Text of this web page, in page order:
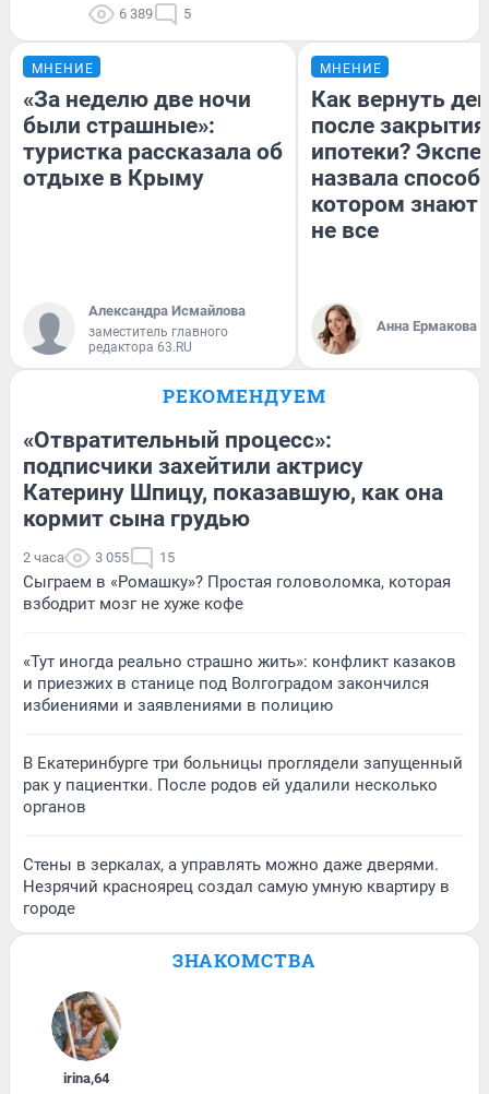
6 389 5
МНЕНИЕ
«За неделю две ночи
были страшные»:
туристка рассказала об
отдыхе в Крыму
Александра Исмайлова
заместитель главного
редактора 63.RU
МНЕНИЕ
Как вернуть
после закрытия
ипотеки?
назвала
котором знают
не все
Анна Ермакова
РЕКОМЕНДУЕМ
«Отвратительный процесс»:
подписчики захейтили актрису
Катерину Шпицу, показавшую, как она
кормит сына грудью
2 часа 3 055 15
Сыграем в «Ромашку»? Простая головоломка, которая
взбодрит мозг не хуже кофе
«Тут иногда реально страшно жить»: конфликт казаков
и приезжих в станице под Волгоградом закончился
избиениями и заявлениями в полицию
В Екатеринбурге три больницы проглядели запущенный
рак у пациентки. После родов ей удалили несколько
органов
Стены в зеркалах, а управлять можно даже дверями.
Незрячий красноярец создал самую умную квартиру в
городе
ЗНАКОМСТВА
irina,64